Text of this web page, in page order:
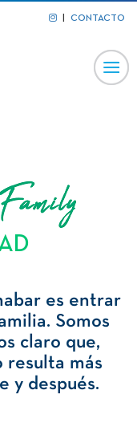
CONTACTO
es entrar
Somos
claro que,
resulta más
y después.